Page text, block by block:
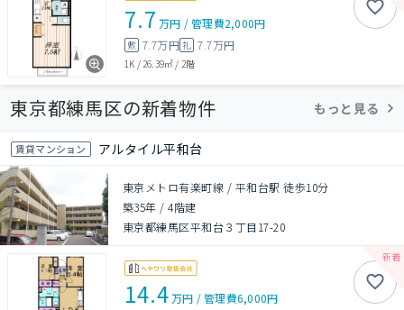
7.7 万円 /管理費2,000円
敷 7.7万円礼 7.7万円
1K /26.39㎡ / 2階
東京都練馬区の新着物件 もっと見る
賃貸マンション アルタイル平和台
東京メトロ有楽町線 / 平和台駅 徒歩10分
築35年 /4階建
東京都練馬区平和台３丁目17-20
14.4万円 /管理費6,000円